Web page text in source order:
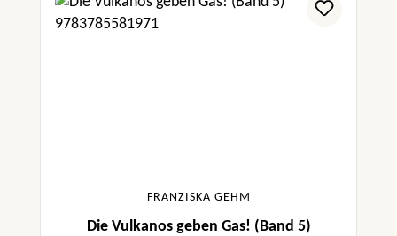
FRANZISKA GEHM
Die Vulkanos geben Gas! (Band 5)